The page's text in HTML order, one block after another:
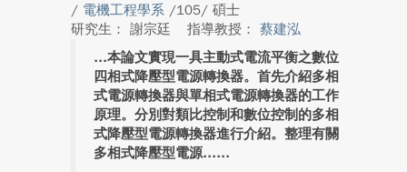
/ 電機工程學系 /105/ 碩士
研究生： 謝宗廷
指導教授： 蔡建泓
本論文實現一具主動式電流平衡之數位
四相式降壓型電源轉換器。首先介紹多相
式電源轉換器與單相式電源轉換器的工作
原理。分別對類比控制和數位控制的多相
式降壓型電源轉換器進行介紹。整理有關
多相式降壓型電源...